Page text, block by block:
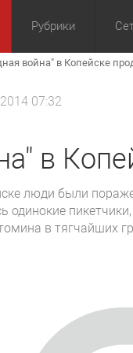
Рубрики
Общество
война" в Копейске
07:32
в
люди были
одинокие
в тягчайших